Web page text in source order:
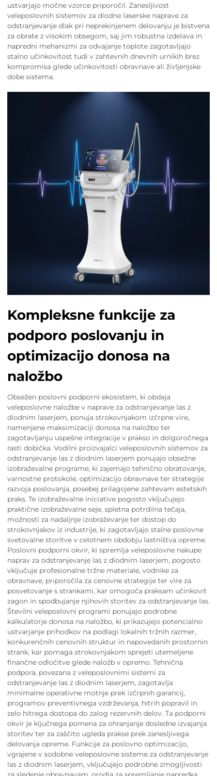
ustvarjajo močne vzorce priporočil. Zanesljivost
veleposlovnih sistemov za diodne laserske naprave za
odstranjevanje dlak pri neprekinjenem delovanju je bistvena
za obrate z visokim obsegom, saj jim robustna izdelava in
napredni mehanizmi za odvajanje toplote zagotavljajo
stalno učinkovitost tudi v zahtevnih dnevnih urnikih brez
kompromisa glede učinkovitosti obravnave ali življenjske
dobe sistema.
Kompleksne funkcije za
podporo poslovanju in
optimizacijo donosa na
naložbo
Obsežen poslovni podporni ekosistem, ki obdaja
veleposlovne naložbe v naprave za odstranjevanje las z
diodnim laserjem, ponuja strokovnjakom izčrpne vire,
namenjene maksimizaciji donosa na naložbo ter
zagotavljanju uspešne integracije v prakso in dolgoročnega
rasti dobička. Vodilni proizvajalci veleposlovnih sistemov za
odstranjevanje las z diodnim laserjem ponujajo obsežne
izobraževalne programe, ki zajemajo tehnično obratovanje,
varnostne protokole, optimizacijo obravnave ter strategije
razvoja poslovanja, posebej prilagojene zahtevam estetskih
praks. Te izobraževalne iniciative pogosto vključujejo
praktične izobraževalne seje, spletna potrdilna tečaja,
možnosti za nadaljnje izobraževanje ter dostop do
strokovnjakov iz industrije, ki zagotavljajo stalne poslovne
svetovalne storitve v celotnem obdobju lastništva opreme.
Poslovni podporni okvir, ki spremlja veleposlovne nakupe
naprav za odstranjevanje las z diodnim laserjem, pogosto
vključuje profesionalne tržne materiale, vodnike za
obravnave, priporočila za cenovne strategije ter vire za
posvetovanje s strankami, kar omogoča praksam učinkovit
zagon in spodbujanje njihovih storitev za odstranjevanje las.
Številni veleposlovni programi ponujajo podrobne
kalkulatorje donosa na naložbo, ki prikazujejo potencialno
ustvarjanje prihodkov na podlagi lokalnih tržnih razmer,
konkurenčnih cenovnih struktur in napovedanih prostornin
strank, kar pomaga strokovnjakom sprejeti utemeljene
finančne odločitve glede naložb v opremo. Tehnična
podpora, povezana z veleposlovnimi sistemi za
odstranjevanje las z diodnim laserjem, zagotavlja
minimalne operativne motnje prek izčrpnih garancij,
programov preventivnega vzdrževanja, hitrih popravil in
zelo hitrega dostopa do zalog rezervnih delov. Ta podporni
okvir je ključnega pomena za ohranjanje dosledne izvajanja
storitev ter za zaščito ugleda prakse prek zanesljivega
delovanja opreme. Funkcije za poslovno optimizacijo,
vgrajene v sodobne veleposlovne sisteme za odstranjevanje
las z diodnim laserjem, vključujejo podrobne zmogljivosti